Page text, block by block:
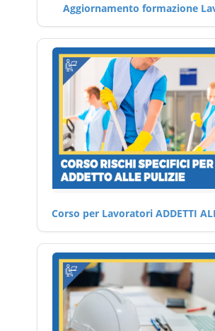
Aggiornamento formazione
Corso per Lavoratori ADDETTI